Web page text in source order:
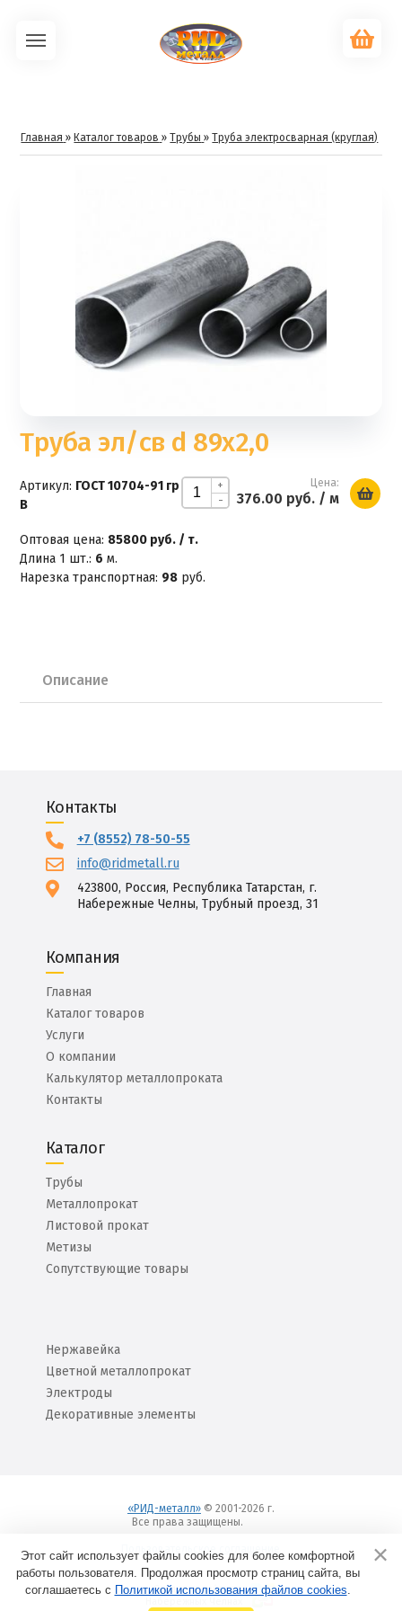
Главная » Каталог товаров »Трубы »Труба электросварная (круглая)
Труба эл/св d 89х2,0
+
-
Цена:
376.00 руб./ м
Артикул: ГОСТ 10704-91 гр
В
Оптовая цена: 85800 руб. / т.
Длина 1 шт.: 6 м.
Нарезка транспортная: 98 руб.
Описание
Контакты
+7 (8552) 78-50-55
info@ridmetall.ru
423800, Россия, Республика Татарстан, г.
Набережные Челны, Трубный проезд, 31
Компания
Главная
Каталог товаров
Услуги
О компании
Калькулятор металлопроката
Контакты
Каталог
Трубы
Металлопрокат
Листовой прокат
Метизы
Сопутствующие товары
Нержавейка
Цветной металлопрокат
Электроды
Декоративные элементы
«РИД-металл»© 2001-2026 г.
Все права защищены.
Пользовательское соглашение
Создание сайтов в
Этот сайт использует файлы cookies для более комфортной
работы пользователя. Продолжая просмотр страниц сайта, вы
соглашаетесь с Политикой использования файлов cookies.